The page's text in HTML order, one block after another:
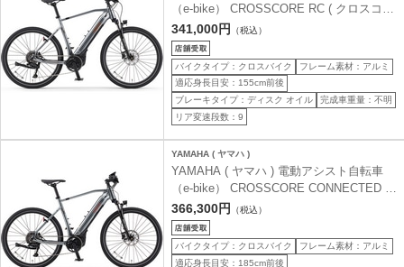
（e-bike） CROSSCORE RC ( クロスコア
アールシー ) スペースグラファイト S ( 身
長目安155cm前後 )
341,000円 （税込）
バイクタイプ：クロスバイク
フレーム素材：アルミ
適応身長目安：155cm前後
ブレーキタイプ：ディスク オイル
完成車重量：不明
リア変速段数：9
YAMAHA ( ヤマハ )
YAMAHA ( ヤマハ ) 電動アシスト自転車
（e-bike） CROSSCORE CONNECTED (
クロスコア コネクテッド ) スペースグラフ
ァイト L ( 身長目安185cm前後 )
366,300円 （税込）
バイクタイプ：クロスバイク
フレーム素材：アルミ
適応身長目安：185cm前後